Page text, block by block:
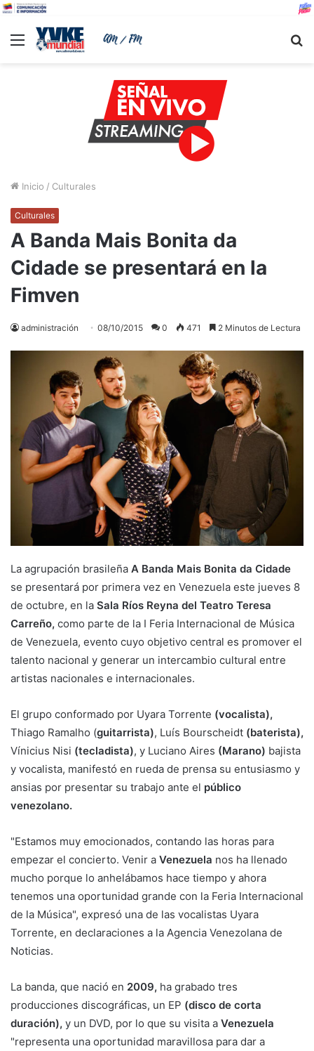
Menu
Inicio / Culturales
Culturales
A Banda Mais Bonita da
Cidade se presentará en la
Fimven
administración 08/10/2015 0 471 2 Minutos de Lectura
La agrupación brasileña A Banda Mais Bonita da Cidade
se presentará por primera vez en Venezuela este jueves 8
de octubre, en la Sala Ríos Reyna del Teatro Teresa
Carreño, como parte de la I Feria Internacional de Música
de Venezuela, evento cuyo objetivo central es promover el
talento nacional y generar un intercambio cultural entre
artistas nacionales e internacionales.
El grupo conformado por Uyara Torrente (vocalista),
Thiago Ramalho (guitarrista), Luís Bourscheidt (baterista),
Vínicius Nisi (tecladista), y Luciano Aires (Marano) bajista
y vocalista, manifestó en rueda de prensa su entusiasmo y
ansias por presentar su trabajo ante el público
venezolano.
"Estamos muy emocionados, contando las horas para
empezar el concierto. Venir a Venezuela nos ha llenado
mucho porque lo anhelábamos hace tiempo y ahora
tenemos una oportunidad grande con la Feria Internacional
de la Música", expresó una de las vocalistas Uyara
Torrente, en declaraciones a la Agencia Venezolana de
Noticias.
La banda, que nació en 2009, ha grabado tres
producciones discográficas, un EP (disco de corta
duración), y un DVD, por lo que su visita a Venezuela
"representa una oportunidad maravillosa para dar a